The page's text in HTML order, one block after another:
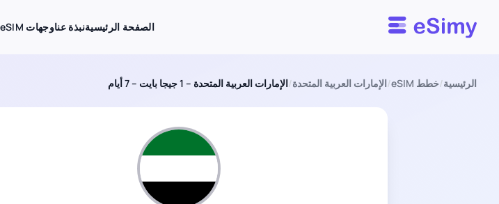
Esimy الصفحة الرئيسيةنبذة عناوجهات eSIM
الرئيسية/خطط eSIM /الإمارات العربية المتحدة/الإمارات العربية المتحدة – 1 جيجا بايت – 7 أيام